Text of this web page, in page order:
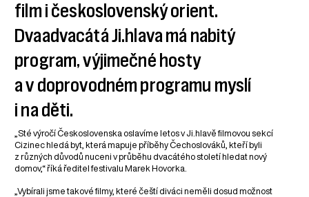
film i československý orient.
Dvaadvacátá Ji.hlava má nabitý
program, výjimečné hosty
a v doprovodném programu myslí
i na děti.
„Sté výročí Československa oslavíme letos v Ji.hlavě filmovou sekcí
Cizinec hledá byt, která mapuje příběhy Čechoslováků, kteří byli
z různých důvodů nuceni v průběhu dvacátého století hledat nový
domov,“ říká ředitel festivalu Marek Hovorka.
„Vybírali jsme takové filmy, které čeští diváci neměli dosud možnost